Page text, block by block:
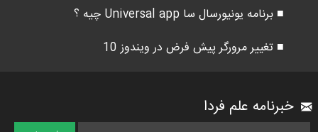
■ برنامه یونیورسال سا Universal app چیه ؟
■ تغییر مرورگر پیش فرض در ویندوز 10
خبرنامه علم فردا